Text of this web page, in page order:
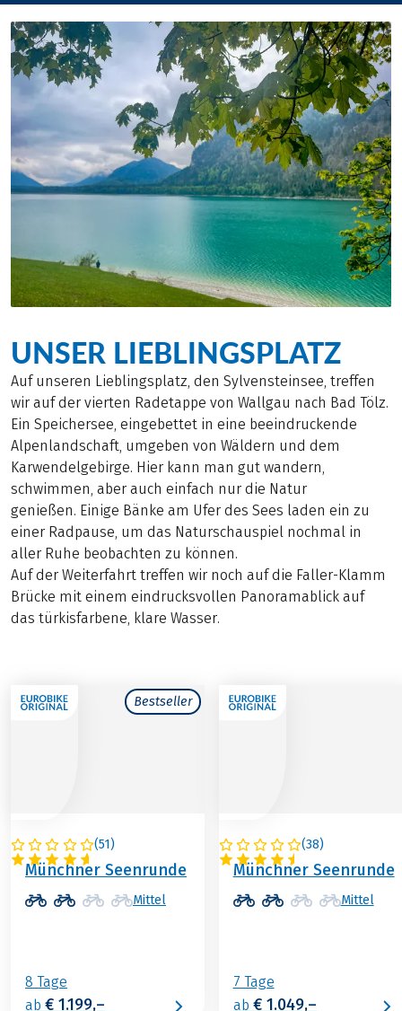
UNSER LIEBLINGSPLATZ
Auf unseren Lieblingsplatz, den Sylvensteinsee, treffen
wir auf der vierten Radetappe von Wallgau nach Bad Tölz.
Ein Speichersee, eingebettet in eine beeindruckende
Alpenlandschaft, umgeben von Wäldern und dem
Karwendelgebirge. Hier kann man gut wandern,
schwimmen, aber auch einfach nur die Natur
genießen. Einige Bänke am Ufer des Sees laden ein zu
einer Radpause, um das Naturschauspiel nochmal in
aller Ruhe beobachten zu können.
Auf der Weiterfahrt treffen wir noch auf die Faller-Klamm
Brücke mit einem eindrucksvollen Panoramablick auf
das türkisfarbene, klare Wasser.
Bestseller
(51)
DEUTSCHLAND
Münchner Seenrunde
Mittel
8 Tage
ab € 1.199,–
(38)
DEUTSCHLAND
Münchner Seenrunde
Mittel
7 Tage
ab € 1.049,–